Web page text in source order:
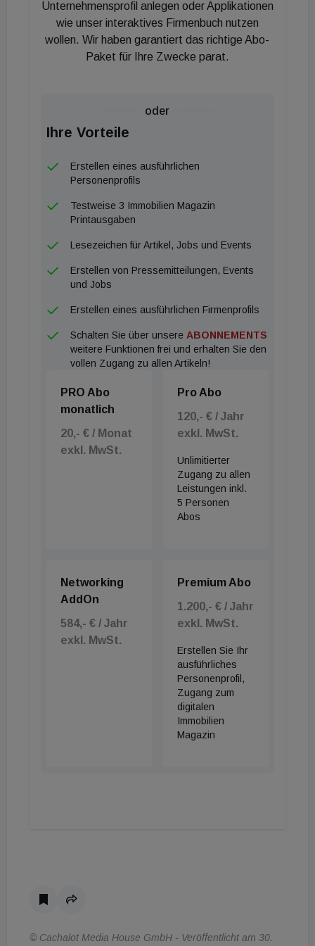
traditionellen Luxussegment erhebliche
Preisaufschläge.
bestimmen zunehmend Faktoren wie persönliche
Sicherheit, wirtschaftliche und politische Stabilität,
Lebensqualität sowie die Qualität der lokalen
Infrastruktur die Zielmärkte. Zu den primären
Empfängerländern zählen derzeit die Vereinigten
Arabischen Emirate, die USA, Singapur, die
aussagekräftigsten Indikatoren für das Vertrauen in
die Zukunft eines Landes geworden. Wohlhabende
Menschen wählen ihren Wohnsitz heute nicht mehr
Regierungsführung, Sicherheit, Infrastruktur,
Lebensqualität und langfristige
Wachstumsperspektiven sind zu ebenso wichtigen
Entscheidungsfaktoren geworden“, ordnet Akshara
Walia, Director of Research bei der PKF hospitality
Malta, Costa Rica und Panama. Zudem werden
technologische Integrationen mittels KI-gestützter
Services sowie die Implementierung von
Nachhaltigkeits- und Longevity-Konzepten als
wesentliche Wachstumstreiber eingestuft. „Käufer
erwerben heute nicht mehr nur eine Immobilie,
sondern investieren in ein ganzheitliches Lifestyle-
Ökosystem“, so Walia abschließend.
Unternehmensprofil anlegen oder Applikationen
wie unser interaktives Firmenbuch nutzen
wollen. Wir haben garantiert das richtige Abo-
Paket für Ihre Zwecke parat.
oder
Ihre Vorteile
Erstellen eines ausführlichen
Personenprofils
Testweise 3 Immobilien Magazin
Printausgaben
Lesezeichen für Artikel, Jobs und Events
Erstellen von Pressemitteilungen, Events
und Jobs
Erstellen eines ausführlichen Firmenprofils
Schalten Sie über unsere ABONNEMENTS
weitere Funktionen frei und erhalten Sie den
vollen Zugang zu allen Artikeln!
PRO Abo
monatlich
20,- € / Monat
exkl. MwSt.
Pro Abo
120,- € / Jahr
exkl. MwSt.
Unlimitierter
Zugang zu allen
Leistungen inkl.
5 Personen
Abos
Networking
AddOn
584,- € / Jahr
exkl. MwSt.
Premium Abo
1.200,- € / Jahr
exkl. MwSt.
Erstellen Sie Ihr
ausführliches
Personenprofil,
Zugang zum
digitalen
Immobilien
Magazin
© Cachalot Media House GmbH - Veröffentlicht am 30.